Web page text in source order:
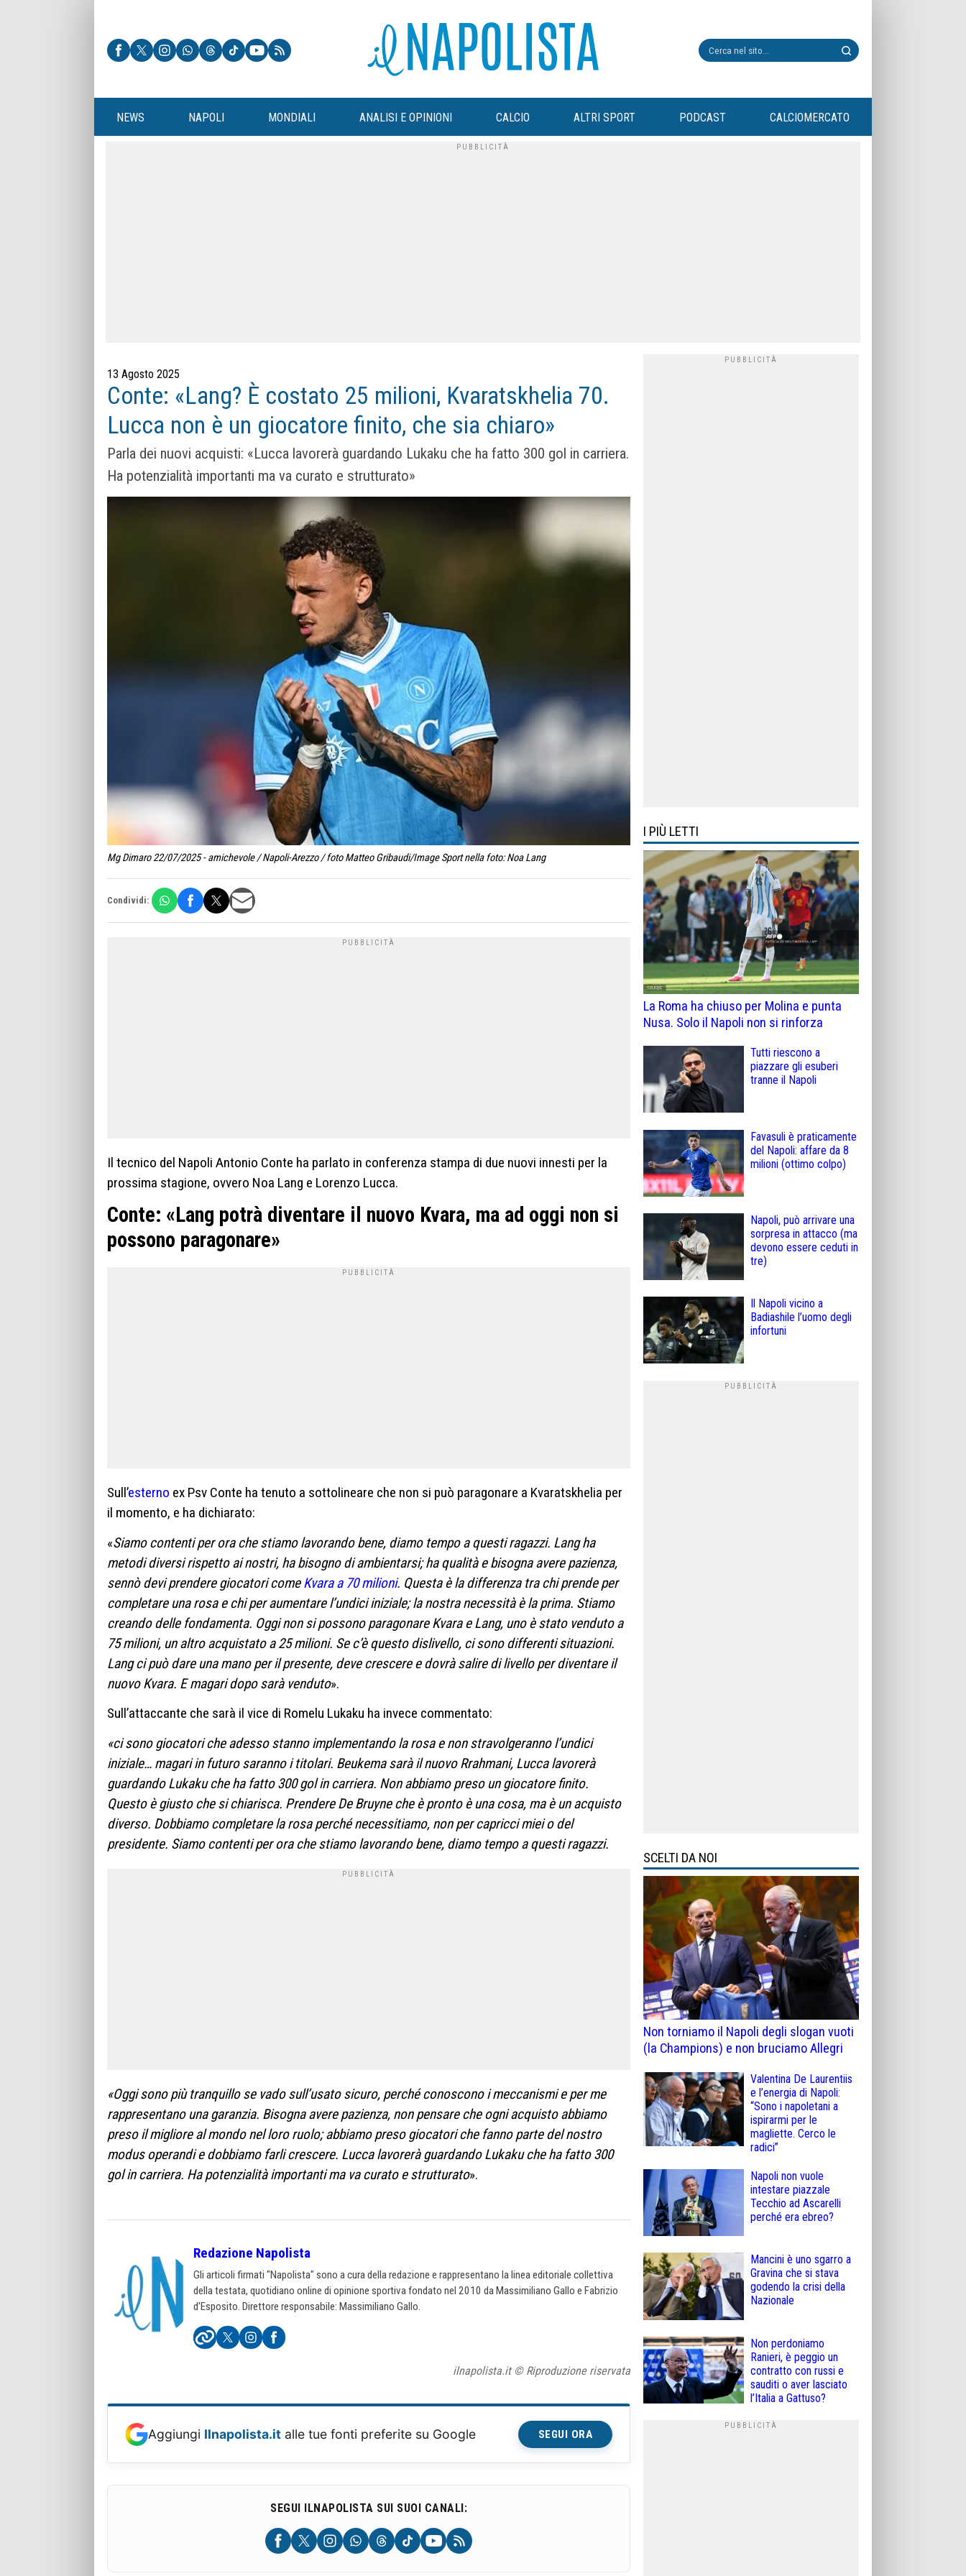
NEWS NAPOLI MONDIALI ANALISI E OPINIONI CALCIO ALTRI SPORT PODCAST CALCIOMERCATO
13 Agosto 2025
Conte: «Lang? È costato 25 milioni, Kvaratskhelia 70.
Lucca non è un giocatore finito, che sia chiaro»
Parla dei nuovi acquisti: «Lucca lavorerà guardando Lukaku che ha fatto 300 gol in carriera.
Ha potenzialità importanti ma va curato e strutturato»
Mg Dimaro 22/07/2025 - amichevole / Napoli-Arezzo / foto Matteo Gribaudi/Image Sport nella foto: Noa Lang
Condividi:
Il tecnico del Napoli Antonio Conte ha parlato in conferenza stampa di due nuovi innesti per la
prossima stagione, ovvero Noa Lang e Lorenzo Lucca.
Conte: «Lang potrà diventare il nuovo Kvara, ma ad oggi non si
possono paragonare»
Sull’esterno ex Psv Conte ha tenuto a sottolineare che non si può paragonare a Kvaratskhelia per
il momento, e ha dichiarato:
«Siamo contenti per ora che stiamo lavorando bene, diamo tempo a questi ragazzi. Lang ha
metodi diversi rispetto ai nostri, ha bisogno di ambientarsi; ha qualità e bisogna avere pazienza,
sennò devi prendere giocatori comeKvara a 70 milioni. Questa è la differenza tra chi prende per
completare una rosa e chi per aumentare l’undici iniziale; la nostra necessità è la prima. Stiamo
creando delle fondamenta. Oggi non si possono paragonare Kvara e Lang, uno è stato venduto a
75 milioni, un altro acquistato a 25 milioni. Se c’è questo dislivello, ci sono differenti situazioni.
Lang ci può dare una mano per il presente, deve crescere e dovrà salire di livello per diventare il
nuovo Kvara. E magari dopo sarà venduto».
Sull’attaccante che sarà il vice di Romelu Lukaku ha invece commentato:
«ci sono giocatori che adesso stanno implementando la rosa e non stravolgeranno l’undici
iniziale… magari in futuro saranno i titolari. Beukema sarà il nuovo Rrahmani, Lucca lavorerà
guardando Lukaku che ha fatto 300 gol in carriera. Non abbiamo preso un giocatore finito.
Questo è giusto che si chiarisca. Prendere De Bruyne che è pronto è una cosa, ma è un acquisto
diverso. Dobbiamo completare la rosa perché necessitiamo, non per capricci miei o del
presidente. Siamo contenti per ora che stiamo lavorando bene, diamo tempo a questi ragazzi.
«Oggi sono più tranquillo se vado sull’usato sicuro, perché conoscono i meccanismi e per me
rappresentano una garanzia. Bisogna avere pazienza, non pensare che ogni acquisto abbiamo
preso il migliore al mondo nel loro ruolo; abbiamo preso giocatori che fanno parte del nostro
modus operandi e dobbiamo farli crescere. Lucca lavorerà guardando Lukaku che ha fatto 300
gol in carriera. Ha potenzialità importanti ma va curato e strutturato».
Redazione Napolista
Gli articoli firmati "Napolista" sono a cura della redazione e rappresentano la linea editoriale collettiva
della testata, quotidiano online di opinione sportiva fondato nel 2010 da Massimiliano Gallo e Fabrizio
d'Esposito. Direttore responsabile: Massimiliano Gallo.
ilnapolista.it © Riproduzione riservata
Aggiungi Ilnapolista.it alle tue fonti preferite su Google SEGUI ORA
SEGUI ILNAPOLISTA SUI SUOI CANALI:
I PIÙ LETTI
La Roma ha chiuso per Molina e punta
Nusa. Solo il Napoli non si rinforza
Tutti riescono a
piazzare gli esuberi
tranne il Napoli
Favasuli è praticamente
del Napoli: affare da 8
milioni (ottimo colpo)
Napoli, può arrivare una
sorpresa in attacco (ma
devono essere ceduti in
tre)
Il Napoli vicino a
Badiashile l’uomo degli
infortuni
SCELTI DA NOI
Non torniamo il Napoli degli slogan vuoti
(la Champions) e non bruciamo Allegri
Valentina De Laurentiis
e l’energia di Napoli:
“Sono i napoletani a
ispirarmi per le
magliette. Cerco le
radici”
Napoli non vuole
intestare piazzale
Tecchio ad Ascarelli
perché era ebreo?
Mancini è uno sgarro a
Gravina che si stava
godendo la crisi della
Nazionale
Non perdoniamo
Ranieri, è peggio un
contratto con russi e
sauditi o aver lasciato
l’Italia a Gattuso?